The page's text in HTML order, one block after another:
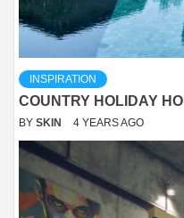
INSPIRATION
COUNTRY HOLIDAY
BY SKIN 4 YEARS AGO